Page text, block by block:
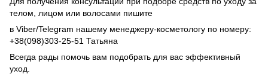
телом, лицом или волосами пишите
в Viber/Telegram нашему менеджеру-косметологу по номеру:
+38(098)303-25-51 Татьяна
Всегда рады помочь вам подобрать для вас эффективный
уход.